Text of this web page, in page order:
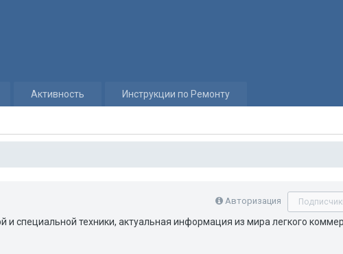
Активность Инструкции по Ремонту
Авторизация
и специальной техники, актуальная информация из мира легкого